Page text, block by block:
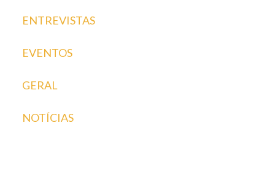
ENTREVISTAS
EVENTOS
GERAL
NOTÍCIAS